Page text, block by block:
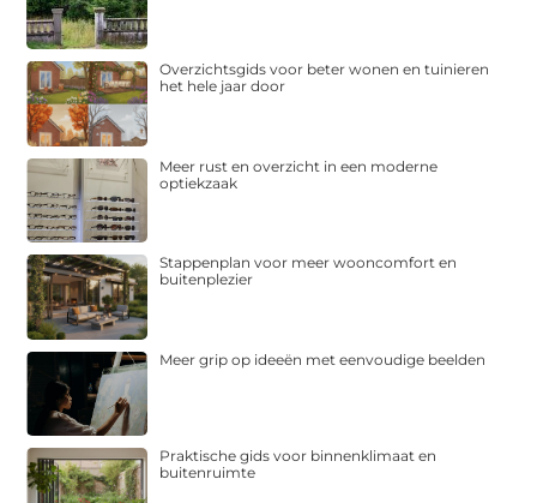
Overzichtsgids voor beter wonen en tuinieren
het hele jaar door
Meer rust en overzicht in een moderne
optiekzaak
Stappenplan voor meer wooncomfort en
buitenplezier
Meer grip op ideeën met eenvoudige beelden
Praktische gids voor binnenklimaat en
buitenruimte